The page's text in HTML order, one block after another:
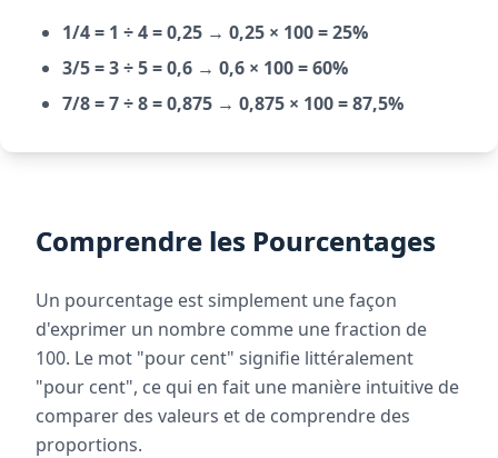
1/4 = 1 ÷ 4 = 0,25 → 0,25 × 100 = 25%
3/5 = 3 ÷ 5 = 0,6 → 0,6 × 100 = 60%
7/8 = 7 ÷ 8 = 0,875 → 0,875 × 100 = 87,5%
Comprendre les Pourcentages
Un pourcentage est simplement une façon
d'exprimer un nombre comme une fraction de
100. Le mot "pour cent" signifie littéralement
"pour cent", ce qui en fait une manière intuitive de
comparer des valeurs et de comprendre des
proportions.